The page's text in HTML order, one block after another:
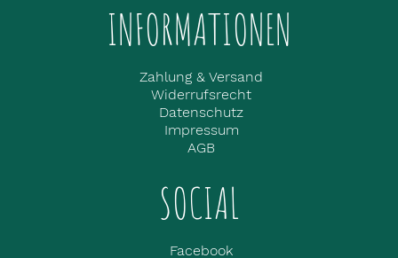
Individuelle Datenschutzeinstellungen
Datenschutzerklärung Impressum
INFORMATIONEN
Zahlung & Versand
Widerrufsrecht
Datenschutz
Impressum
AGB
SOCIAL
Facebook